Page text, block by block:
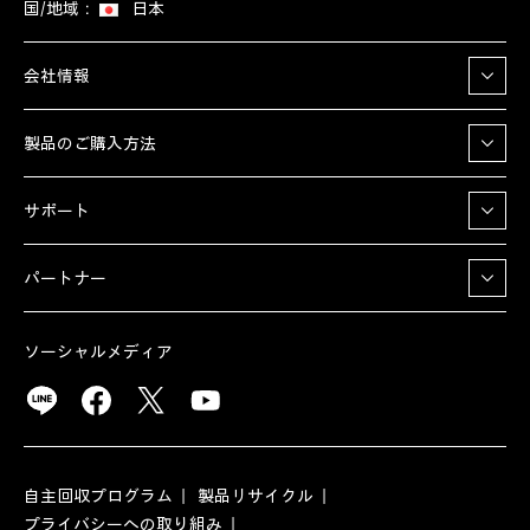
国/地域： 日本
会社情報
製品のご購入方法
サポート
パートナー
ソーシャルメディア
自主回収プログラム
製品リサイクル
プライバシーへの取り組み